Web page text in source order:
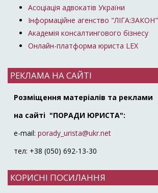
Асоціація адвокатів України
Інформаційне агенство "ЛІГА:ЗАКОН"
Академія консалтингового бізнесу
Онлайн-платформа юриста LEX
РЕКЛАМА НА САЙТІ
Розміщення матеріалів та реклами
на сайті "ПОРАДИ ЮРИСТА":
e-mail: porady_urista@ukr.net
тел: +38 (050) 692-13-30
КОРИСНІ ПОСИЛАННЯ